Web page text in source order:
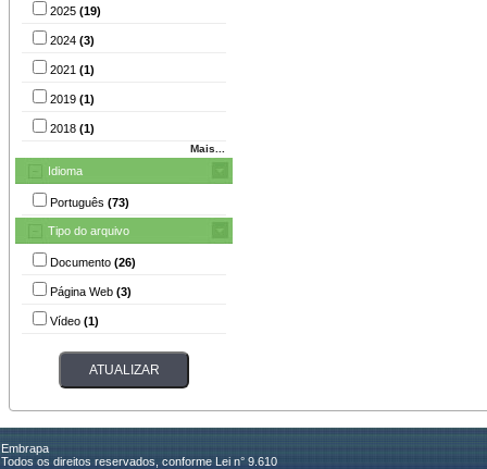
2025 (19)
2024 (3)
2021 (1)
2019 (1)
2018 (1)
Mais...
Idioma
Português (73)
Tipo do arquivo
Documento (26)
Página Web (3)
Vídeo (1)
Embrapa
Todos os direitos reservados, conforme Lei n° 9.610